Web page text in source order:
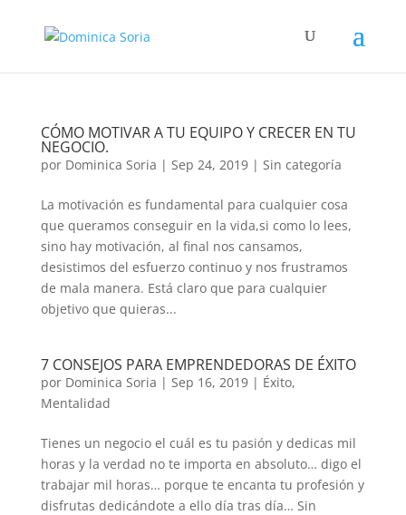
CÓMO MOTIVAR A TU EQUIPO Y CRECER EN TU
NEGOCIO.
por Dominica Soria | Sep 24, 2019| Sin categoría
La motivación es fundamental para cualquier cosa
que queramos conseguir en la vida,si como lo lees,
sino hay motivación, al final nos cansamos,
desistimos del esfuerzo continuo y nos frustramos
de mala manera. Está claro que para cualquier
objetivo que quieras...
7 CONSEJOS PARA EMPRENDEDORAS DE ÉXITO
por Dominica Soria | Sep 16, 2019| Éxito,
Mentalidad
Tienes un negocio el cuál es tu pasión y dedicas mil
horas y la verdad no te importa en absoluto… digo el
trabajar mil horas… porque te encanta tu profesión y
disfrutas dedicándote a ello día tras día… Sin